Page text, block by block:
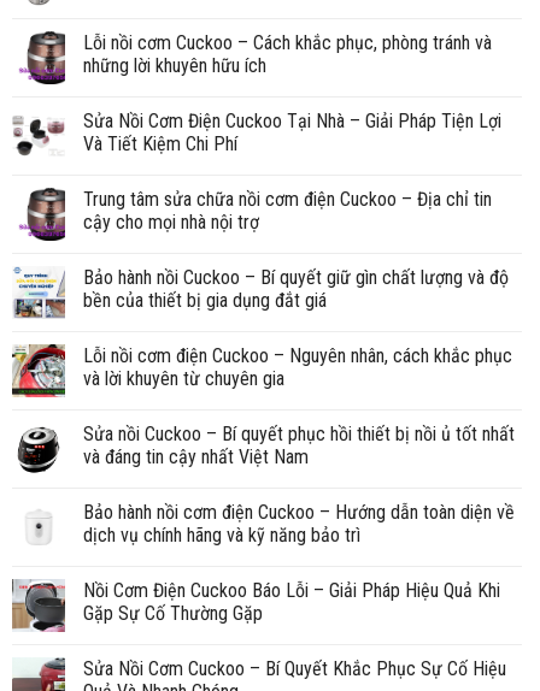
Lỗi nồi cơm Cuckoo – Cách khắc phục, phòng tránh và
những lời khuyên hữu ích
Sửa Nồi Cơm Điện Cuckoo Tại Nhà – Giải Pháp Tiện Lợi
Và Tiết Kiệm Chi Phí
Trung tâm sửa chữa nồi cơm điện Cuckoo – Địa chỉ tin
cậy cho mọi nhà nội trợ
Bảo hành nồi Cuckoo – Bí quyết giữ gìn chất lượng và độ
bền của thiết bị gia dụng đắt giá
Lỗi nồi cơm điện Cuckoo – Nguyên nhân, cách khắc phục
và lời khuyên từ chuyên gia
Sửa nồi Cuckoo – Bí quyết phục hồi thiết bị nồi ủ tốt nhất
và đáng tin cậy nhất Việt Nam
Bảo hành nồi cơm điện Cuckoo – Hướng dẫn toàn diện về
dịch vụ chính hãng và kỹ năng bảo trì
Nồi Cơm Điện Cuckoo Báo Lỗi – Giải Pháp Hiệu Quả Khi
Gặp Sự Cố Thường Gặp
Sửa Nồi Cơm Cuckoo – Bí Quyết Khắc Phục Sự Cố Hiệu